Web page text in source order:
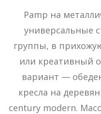
Pamp на
универсальные
группы, в
или креативный
вариант —
кресла на
century modern.